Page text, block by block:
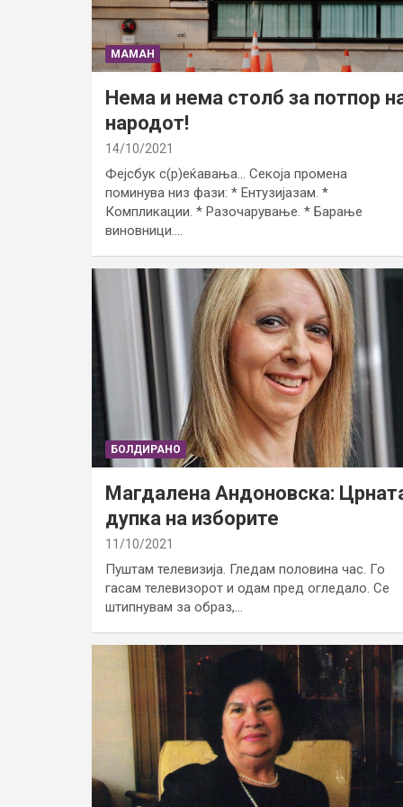
МАМАН
Нема и нема столб за потпор
народот!
14/10/2021
Фејсбук с(р)еќавања… Секоја промена
поминува низ фази: * Ентузијазам. *
Компликации. * Разочарување. * Барање
виновници.…
БОЛДИРАНО
Магдалена Андоновска:
дупка на изборите
11/10/2021
Пуштам телевизија. Гледам половина час. Го
гасам телевизорот и одам пред огледало. Се
штипнувам за образ,…